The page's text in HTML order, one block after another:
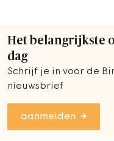
Het belangrijkste
dag
Schrijf je in voor de
nieuwsbrief
aanmelden